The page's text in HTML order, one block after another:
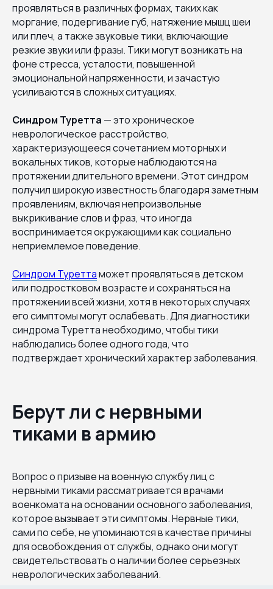
проявляться в различных формах, таких как
моргание, подергивание губ, натяжение мышц шеи
или плеч, а также звуковые тики, включающие
резкие звуки или фразы. Тики могут возникать на
фоне стресса, усталости, повышенной
эмоциональной напряженности, и зачастую
усиливаются в сложных ситуациях.
Синдром Туретта — это хроническое
неврологическое расстройство,
характеризующееся сочетанием моторных и
вокальных тиков, которые наблюдаются на
протяжении длительного времени. Этот синдром
получил широкую известность благодаря заметным
проявлениям, включая непроизвольные
выкрикивание слов и фраз, что иногда
воспринимается окружающими как социально
неприемлемое поведение.
Синдром Туреттаможет проявляться в детском
или подростковом возрасте и сохраняться на
протяжении всей жизни, хотя в некоторых случаях
его симптомы могут ослабевать. Для диагностики
синдрома Туретта необходимо, чтобы тики
наблюдались более одного года, что
подтверждает хронический характер заболевания.
Берут ли с нервными
тиками в армию
Вопрос о призыве на военную службу лиц с
нервными тиками рассматривается врачами
военкомата на основании основного заболевания,
которое вызывает эти симптомы. Нервные тики,
сами по себе, не упоминаются в качестве причины
для освобождения от службы, однако они могут
свидетельствовать о наличии более серьезных
неврологических заболеваний.